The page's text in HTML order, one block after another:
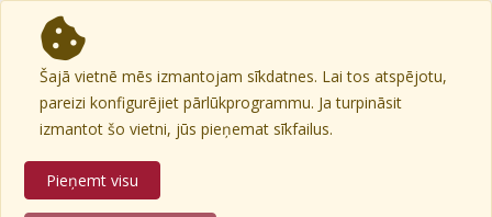
Šajā vietnē mēs izmantojam sīkdatnes. Lai tos atspējotu,
pareizi konfigurējiet pārlūkprogrammu. Ja turpināsit
izmantot šo vietni, jūs pieņemat sīkfailus.
Pieņemt visu